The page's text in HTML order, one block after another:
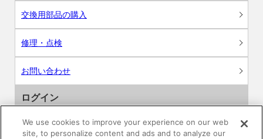
交換用部品の購入
修理・点検
お問い合わせ
ログイン
建築・設計関係者様向けサイト
We use cookies to improve your experience on our web
site, to personalize content and ads and to analyze our